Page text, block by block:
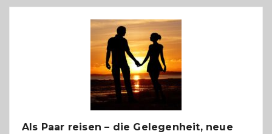
Als Paar reisen – die Gelegenheit, neue